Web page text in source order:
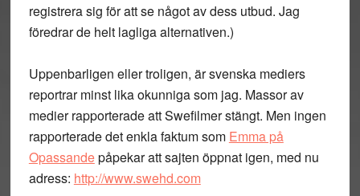
registrera sig för att se något av dess utbud. Jag
föredrar de helt lagliga alternativen.)
Uppenbarligen eller troligen, är svenska mediers
reportrar minst lika okunniga som jag. Massor av
medier rapporterade att Swefilmer stängt. Men ingen
rapporterade det enkla faktum som Emma på
Opassandepåpekar att sajten öppnat igen, med nu
adress: http://www.swehd.com